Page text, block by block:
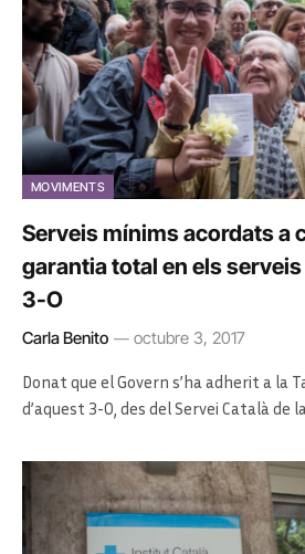
MOVIMENTS
Serveis mínims acordats a
garantia total en els serveis
3-O
Carla Benito octubre 3, 2017
Donat que el Govern s’ha adherit a la
d’aquest 3-O, des del Servei Català de